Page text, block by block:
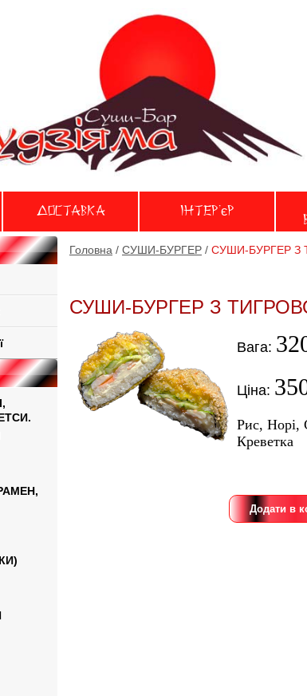
Доставка Iнтер'єр
Головна / СУШИ-БУРГЕР / СУШИ-БУРГЕР
СУШИ-БУРГЕР З
Вага:
Ціна:
Рис, Норі,
Креветка